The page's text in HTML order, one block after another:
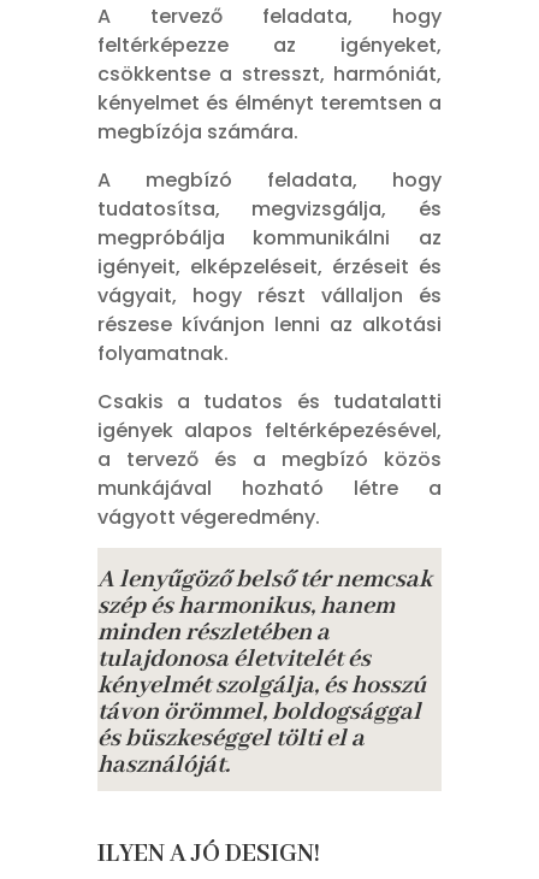
A tervező feladata, hogy
feltérképezze az igényeket,
csökkentse a stresszt, harmóniát,
kényelmet és élményt teremtsen a
megbízója számára.
A megbízó feladata, hogy
tudatosítsa, megvizsgálja, és
megpróbálja kommunikálni az
igényeit, elképzeléseit, érzéseit és
vágyait, hogy részt vállaljon és
részese kívánjon lenni az alkotási
folyamatnak.
Csakis a tudatos és tudatalatti
igények alapos feltérképezésével,
a tervező és a megbízó közös
munkájával hozható létre a
vágyott végeredmény.
A lenyűgöző belső tér nemcsak
szép és harmonikus, hanem
minden részletében a
tulajdonosa életvitelét és
kényelmét szolgálja, és hosszú
távon örömmel, boldogsággal
és büszkeséggel tölti el a
használóját.
ILYEN A JÓ DESIGN!